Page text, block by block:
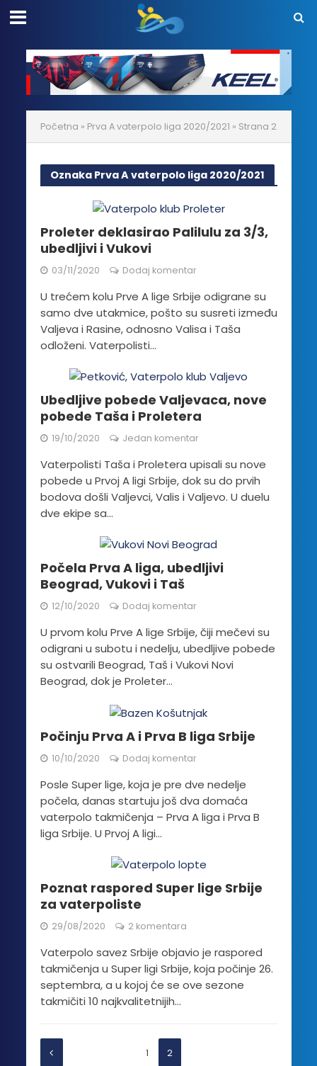
Početna » Prva A vaterpolo liga 2020/2021 » Strana 2
Oznaka Prva A vaterpolo liga 2020/2021
Proleter deklasirao Palilulu za 3/3,
ubedljivi i Vukovi
03/11/2020 Dodaj komentar
U trećem kolu Prve A lige Srbije odigrane su
samo dve utakmice, pošto su susreti između
Valjeva i Rasine, odnosno Valisa i Taša
odloženi. Vaterpolisti...
Ubedljive pobede Valjevaca, nove
pobede Taša i Proletera
19/10/2020 Jedan komentar
Vaterpolisti Taša i Proletera upisali su nove
pobede u Prvoj A ligi Srbije, dok su do prvih
bodova došli Valjevci, Valis i Valjevo. U duelu
dve ekipe sa...
Počela Prva A liga, ubedljivi
Beograd, Vukovi i Taš
12/10/2020 Dodaj komentar
U prvom kolu Prve A lige Srbije, čiji mečevi su
odigrani u subotu i nedelju, ubedljive pobede
su ostvarili Beograd, Taš i Vukovi Novi
Beograd, dok je Proleter...
Počinju Prva A i Prva B liga Srbije
10/10/2020 Dodaj komentar
Posle Super lige, koja je pre dve nedelje
počela, danas startuju još dva domaća
vaterpolo takmičenja – Prva A liga i Prva B
liga Srbije. U Prvoj A ligi...
Poznat raspored Super lige Srbije
za vaterpoliste
29/08/2020 2 komentara
Vaterpolo savez Srbije objavio je raspored
takmičenja u Super ligi Srbije, koja počinje 26.
septembra, a u kojoj će se ove sezone
takmičiti 10 najkvalitetnijih...
1 2